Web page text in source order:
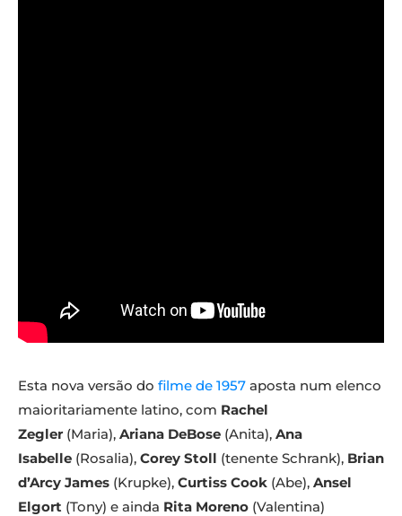
Esta nova versão do filme de 1957 aposta num elenco
maioritariamente latino, com Rachel
Zegler (Maria), Ariana DeBose (Anita), Ana
Isabelle (Rosalia), Corey Stoll (tenente Schrank), Brian
d’Arcy James (Krupke), Curtiss Cook (Abe), Ansel
Elgort (Tony) e ainda Rita Moreno (Valentina)